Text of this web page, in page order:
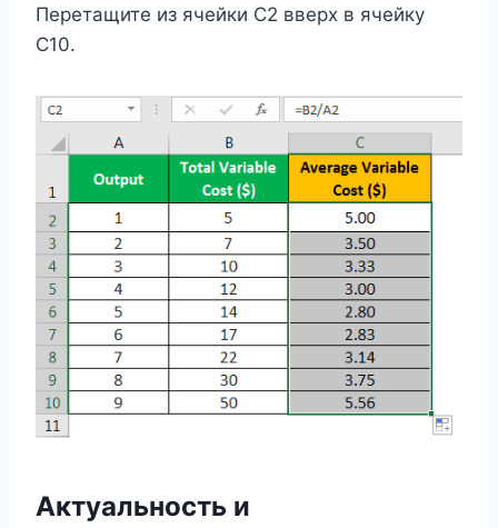
Перетащите из ячейки C2 вверх в ячейку
C10.
Актуальность и